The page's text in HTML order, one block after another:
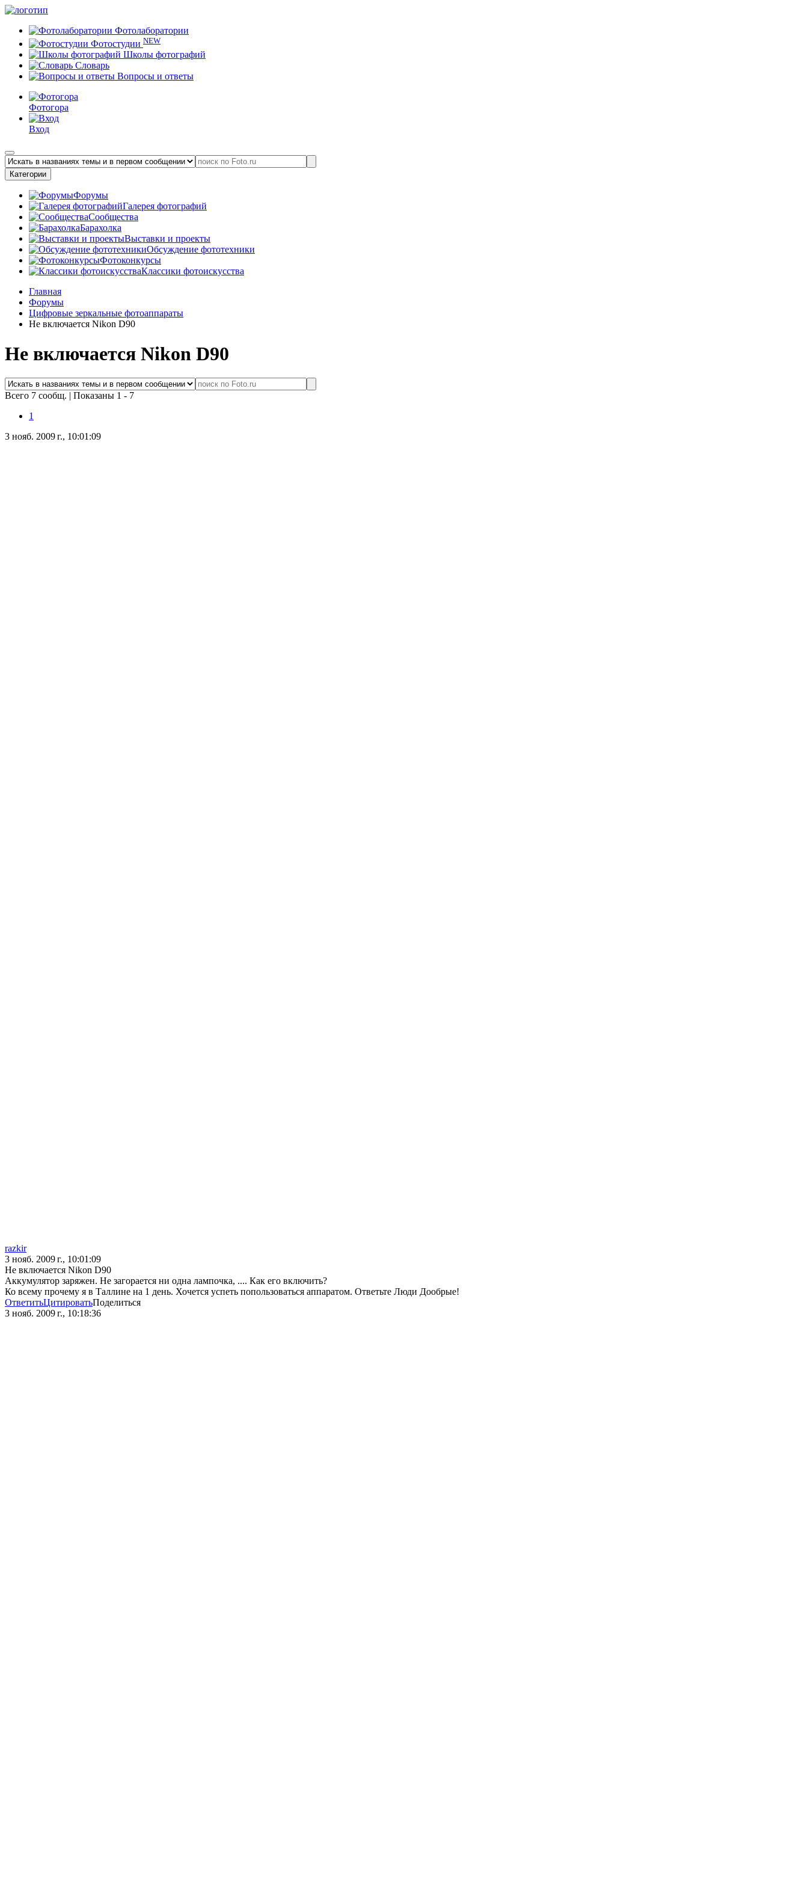
Фотолаборатории
Фотостудии NEW
Школы фотографий
Словарь
Вопросы и ответы
Фотогора
Вход
Категории
Форумы
Галерея фотографий
Сообщества
Барахолка
Выставки и проекты
Обсуждение фототехники
Фотоконкурсы
Классики фотоискусства
Главная
Форумы
Цифровые зеркальные фотоаппараты
Не включается Nikon D90
Не включается Nikon D90
Всего 7 сообщ. | Показаны 1 - 7
1
3 нояб. 2009 г., 10:01:09
razkir
3 нояб. 2009 г., 10:01:09
Не включается Nikon D90
Аккумулятор заряжен. Не загорается ни одна лампочка, .... Как его включить?
Ко всему прочему я в Таллине на 1 день. Хочется успеть попользоваться аппаратом. Ответьте Люди Дообрые!
ОтветитьЦитироватьПоделиться
3 нояб. 2009 г., 10:18:36